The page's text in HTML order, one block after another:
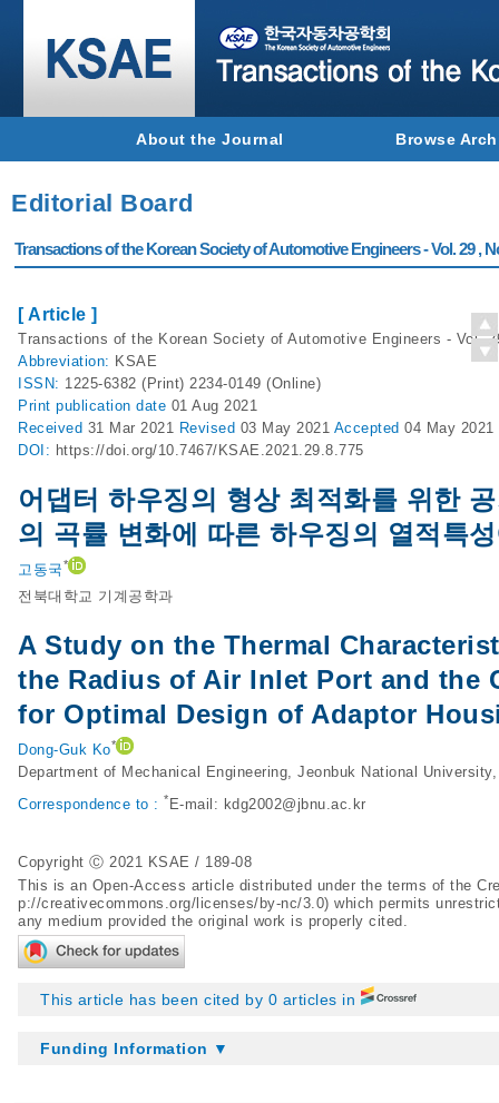
About the Journal Browse
Editorial Board
Transactions of the Korean Society of Automotive Engineers - Vol. 29 ,
[ Article ]
Transactions of the Korean Society of Automotive Engineers - Vol.
Abbreviation: KSAE
ISSN: 1225-6382 (Print) 2234-0149 (Online)
Print publication date 01 Aug 2021
Received 31 Mar 2021 Revised 03 May 2021 Accepted 04 May 2021
DOI: https://doi.org/10.7467/KSAE.2021.29.8.775
어댑터 하우징의 형상 최적화를 위한
의 곡률 변화에 따른 하우징의 열적특
고동국*
전북대학교 기계공학과
A Study on the Thermal
the Radius of Air Inlet Port and the
for Optimal Design of Adaptor
Dong-Guk Ko*
Department of Mechanical Engineering, Jeonbuk National
Correspondence to : * E-mail: kdg2002@jbnu.ac.kr
Copyright Ⓒ 2021 KSAE / 189-08
This is an Open-Access article distributed under the terms of the
p://creativecommons.org/licenses/by-nc/3.0) which permits
any medium provided the original work is properly cited.
This article has been cited by 0 articles in
Funding Information ▼